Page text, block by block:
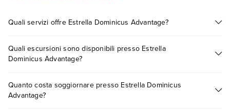
Quali servizi offre Estrella Dominicus Advantage?
pagamento tra cui: wi-fi free.
Scopri tutti i dettagli nel paragrafo dedicato "
Quali escursioni sono disponibili presso Estrella
Dominicus Advantage?
presso Estrella Dominicus Advantage. Scoprile tutte nella
sezione dedicata
Quanto costa soggiornare presso Estrella Dominicus
Advantage?